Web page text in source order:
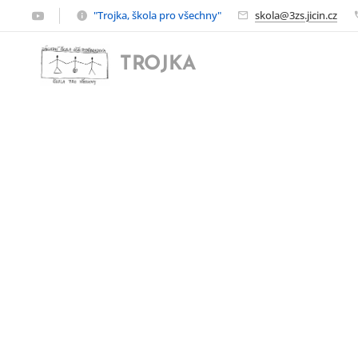
"Trojka, škola pro všechny" skola@3zs.jicin.cz
TROJKA